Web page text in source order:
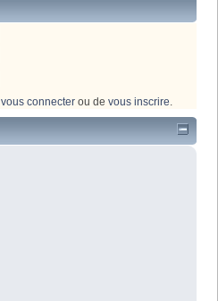
vous connecter ou de vous inscrire.